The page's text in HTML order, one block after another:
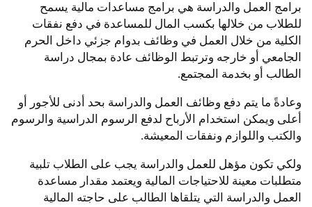
برامج العمل والدراسة هي برامج مساعدات مالية يسمح
للطلاب من خلالها بكسب المال للمساعدة في دفع نفقات
الكلية من خلال العمل في وظائف بدوام جزئي داخل الحرم
الجامعي أو خارجه وترتبط الوظائف عادة بمجال دراسة
الطالب أو بخدمة المجتمع.
وعادةً ما يتم دفع وظائف العمل والدراسة بحد أدنى للأجور أو
أعلى ويمكن استخدام الأرباح لدفع الرسوم الدراسية والرسوم
والكتب واللوازم ونفقات المعيشة.
ولكي تكون مؤهل للعمل والدراسة يجب على الطلاب تلبية
متطلبات معينة للاحتياجات المالية ويعتمد مقدار مساعدة
العمل والدراسة التي يتلقاها الطالب على حاجته المالية